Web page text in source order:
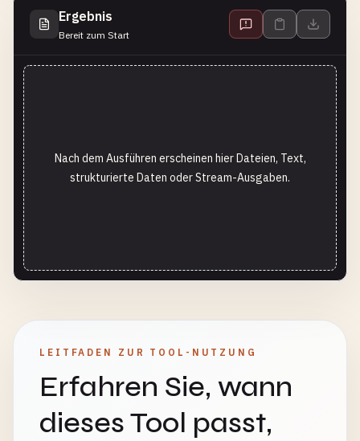
Ergebnis
Bereit zum Start
Nach dem Ausführen erscheinen hier Dateien, Text,
strukturierte Daten oder Stream-Ausgaben.
LEITFADEN ZUR TOOL-NUTZUNG
Erfahren Sie, wann
dieses Tool passt,